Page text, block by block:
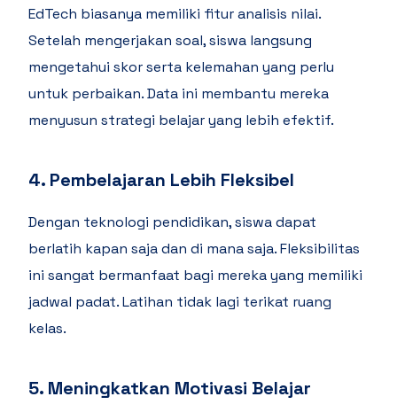
EdTech biasanya memiliki fitur analisis nilai.
Setelah mengerjakan soal, siswa langsung
mengetahui skor serta kelemahan yang perlu
untuk perbaikan. Data ini membantu mereka
menyusun strategi belajar yang lebih efektif.
4. Pembelajaran Lebih Fleksibel
Dengan teknologi pendidikan, siswa dapat
berlatih kapan saja dan di mana saja. Fleksibilitas
ini sangat bermanfaat bagi mereka yang memiliki
jadwal padat. Latihan tidak lagi terikat ruang
kelas.
5. Meningkatkan Motivasi Belajar